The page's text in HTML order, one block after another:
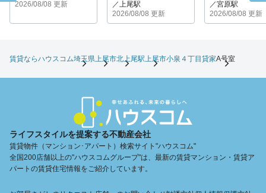
2026/08/08 更新
／上尾駅
2026/08/08 更新
／宮原駅
2026/08/08 更新
賃貸ならハウスコム埼玉県上尾市北上尾駅上尾市小泉４丁目貸家A号室
ライフスタイルを提案する不動産会社
賃貸物件（マンション･アパート）検索サイト"ハウスコム"
全国200店舗以上の"ハウスコムグループ"は、最新の賃貸マンション・賃貸ア
パートの賃貸住宅情報をご紹介しています。